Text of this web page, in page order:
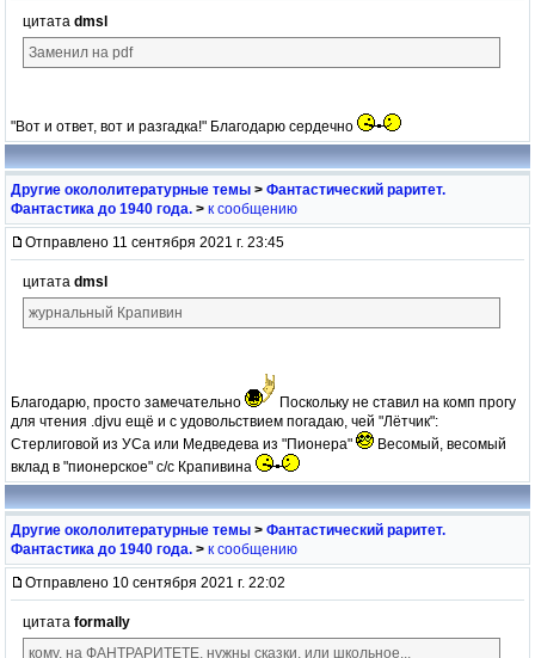
цитата dmsl
Заменил на pdf
"Вот и ответ, вот и разгадка!" Благодарю сердечно
Другие окололитературные темы > Фантастический раритет.
Фантастика до 1940 года. > к сообщению
Отправлено 11 сентября 2021 г. 23:45
цитата dmsl
журнальный Крапивин
Благодарю, просто замечательно
Поскольку не ставил на комп прогу
для чтения .djvu ещё и с удовольствием погадаю, чей "Лётчик":
Стерлиговой из УСа или Медведева из "Пионера"
Весомый, весомый
вклад в "пионерское" с/с Крапивина
Другие окололитературные темы > Фантастический раритет.
Фантастика до 1940 года. > к сообщению
Отправлено 10 сентября 2021 г. 22:02
цитата formally
кому, на ФАНТРАРИТЕТЕ, нужны сказки, или школьное...